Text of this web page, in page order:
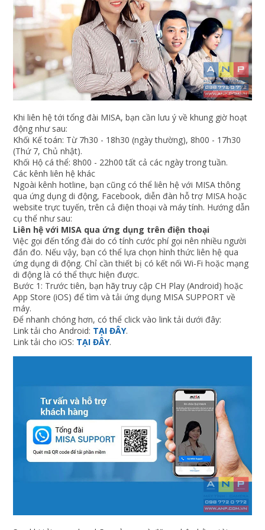
Khi liên hệ tới tổng đài MISA, bạn cần lưu ý về khung giờ hoạt
động như sau:
Khối Kế toán: Từ 7h30 - 18h30 (ngày thường), 8h00 - 17h30
(Thứ 7, Chủ nhật).
Khối Hộ cá thể: 8h00 - 22h00 tất cả các ngày trong tuần.
Các kênh liên hệ khác
Ngoài kênh hotline, bạn cũng có thể liên hệ với MISA thông
qua ứng dụng di động, Facebook, diễn đàn hỗ trợ MISA hoặc
website trực tuyến, trên cả điện thoại và máy tính. Hướng dẫn
cụ thể như sau:
Liên hệ với MISA qua ứng dụng trên điện thoại
Việc gọi đến tổng đài do có tính cước phí gọi nên nhiều người
đắn đo. Nếu vậy, bạn có thể lựa chọn hình thức liên hệ qua
ứng dụng di động. Chỉ cần thiết bị có kết nối Wi-Fi hoặc mạng
di động là có thể thực hiện được.
Bước 1: Trước tiên, bạn hãy truy cập CH Play (Android) hoặc
App Store (iOS) để tìm và tải ứng dụng MISA SUPPORT về
máy.
Để nhanh chóng hơn, có thể click vào link tải dưới đây:
Link tải cho Android: TẠI ĐÂY.
Link tải cho iOS: TẠI ĐÂY.